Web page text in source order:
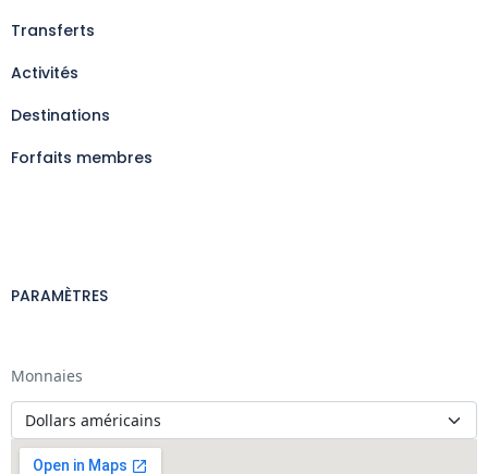
Transferts
Activités
Destinations
Forfaits membres
PARAMÈTRES
Monnaies